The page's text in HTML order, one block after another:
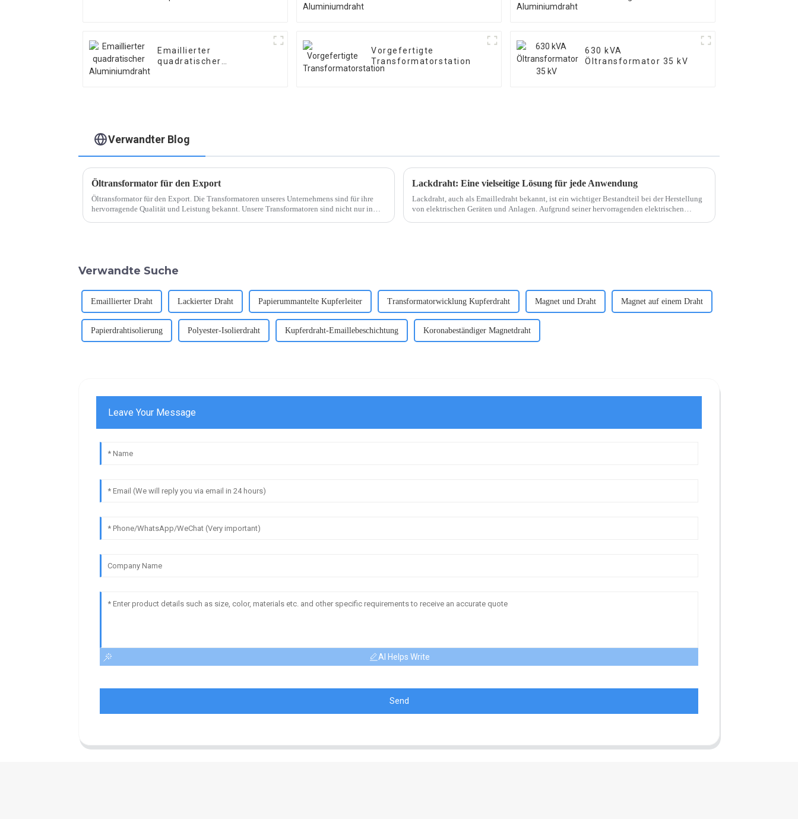
Emaillierter
quadratischer
Vorgefertigte
Transformatorstation
630 kVA
Öltransformator 35 kV
Verwandter Blog
Öltransformator für den Export
Öltransformator für den Export. Die Transformatoren unseres Unternehmens sind für ihre
hervorragende Qualität und Leistung bekannt. Unsere Transformatoren sind nicht nur in
Lackdraht: Eine vielseitige Lösung für jede Anwendung
Lackdraht, auch als Emailledraht bekannt, ist ein wichtiger Bestandteil bei der Herstellung
von elektrischen Geräten und Anlagen. Aufgrund seiner hervorragenden elektrischen
Verwandte Suche
Emaillierter Draht Lackierter Draht Papierummantelte Kupferleiter Transformatorwicklung Kupferdraht Magnet und Draht Magnet auf einem Draht
Papierdrahtisolierung Polyester-Isolierdraht Kupferdraht-Emaillebeschichtung Koronabeständiger Magnetdraht
Leave Your Message
AI Helps Write
Send